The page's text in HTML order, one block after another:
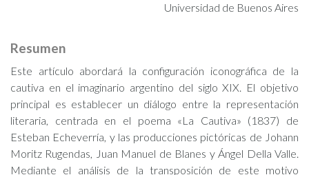
Universidad de Buenos Aires
Resumen
Este artículo abordará la configuración iconográfica de la
cautiva en el imaginario argentino del siglo XIX. El objetivo
principal es establecer un diálogo entre la representación
literaria, centrada en el poema «La Cautiva» (1837) de
Esteban Echeverría, y las producciones pictóricas de Johann
Moritz Rugendas, Juan Manuel de Blanes y Ángel Della Valle.
Mediante el análisis de la transposición de este motivo